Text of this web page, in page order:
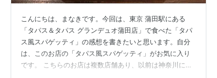
こんにちは、まなきです。今回は、東京 蒲田駅にある
「タパス＆タパス グランデュオ蒲田店」で食べた「タパ
ス風スパゲッティ」の感想を書きたいと思います。自分
は、このお店の「タパス風スパゲッティ」がお気に入り
です。 こちらのお店は複数店舗あり、以前は神奈川にも